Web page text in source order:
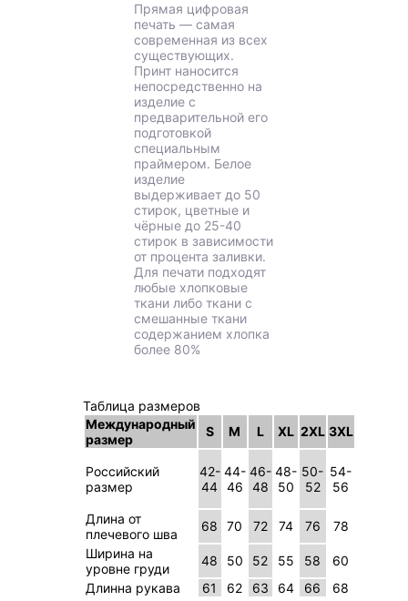
Прямая цифровая
печать — самая
современная из всех
существующих.
Принт наносится
непосредственно на
изделие с
предварительной его
подготовкой
специальным
праймером. Белое
изделие
выдерживает до 50
стирок, цветные и
чёрные до 25-40
стирок в зависимости
от процента заливки.
Для печати подходят
любые хлопковые
ткани либо ткани с
смешанные ткани
содержанием хлопка
более 80%
Таблица размеров
Международный
размер
S M L XL 2XL 3XL
Российский
размер
42-
44
44-
46
46-
48
48-
50
50-
52
54-
56
Длина от
плечевого шва
68 70 72 74 76
78
Ширина на
уровне груди
48 50 52 55 58
60
Длинна рукава
61 62 63 64 66 68